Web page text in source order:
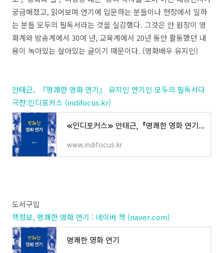
궁금해졌고, 읽어보며 연기에 입문하는 분들이나 현장에서 일하
는 분들 모두의 필독서라는 것을 실감했다. 그것은 안 원장이 영
화계와 방송계에서 30여 년,교육계에서 20년 동안 활동했던 내
용이 녹아있는 살아있는 글이기 때문이다. (영화배우 유지인)
안태근, 『명쾌한 영화 연기』 유지인 연기인 모두의 필독서다
극찬:인디포커스 (indifocus.kr)
≪인디포커스≫ 안태근, 『명쾌한 영화 연기』 유지인 연기인 모두의 필독서다 극찬
www.indifocus.kr
도서구입
책정보, 명쾌한 영화 연기 : 네이버 책 (naver.com)
명쾌한 영화 연기